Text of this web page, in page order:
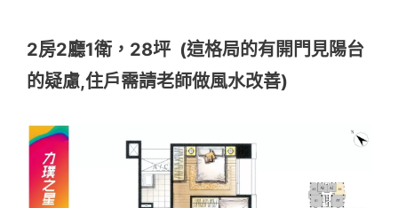
2房2廳1衛，28坪 (這格局的有開門見陽台
的疑慮,住戶需請老師做風水改善)